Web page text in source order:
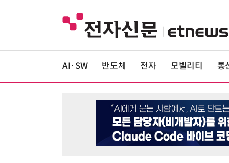
AI·SW 반도체 전자 모빌리티 통